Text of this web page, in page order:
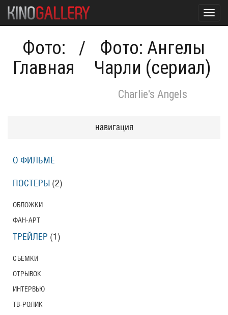
Фото:
Главная
/
Фото: Ангелы
Чарли (сериал)
Charlie's Angels
навигация
О ФИЛЬМЕ
ПОСТЕРЫ (2)
ОБЛОЖКИ
ФАН-АРТ
ТРЕЙЛЕР (1)
СЪЕМКИ
ОТРЫВОК
ИНТЕРВЬЮ
ТВ-РОЛИК